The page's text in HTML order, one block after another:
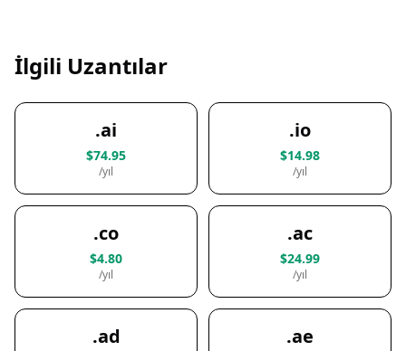
İlgili Uzantılar
.ai
$74.95
/yıl
.io
$14.98
/yıl
.co
$4.80
/yıl
.ac
$24.99
/yıl
.ad .ae